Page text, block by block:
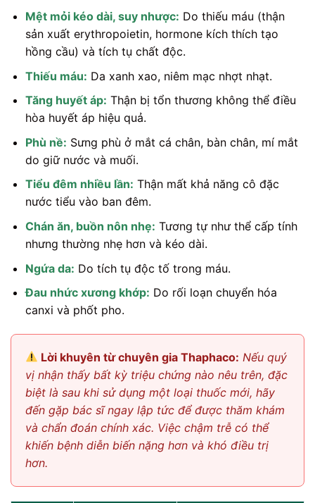
Mệt mỏi kéo dài, suy nhược: Do thiếu máu (thận
sản xuất erythropoietin, hormone kích thích tạo
hồng cầu) và tích tụ chất độc.
Thiếu máu: Da xanh xao, niêm mạc nhợt nhạt.
Tăng huyết áp: Thận bị tổn thương không thể điều
hòa huyết áp hiệu quả.
Phù nề: Sưng phù ở mắt cá chân, bàn chân, mí mắt
do giữ nước và muối.
Tiểu đêm nhiều lần: Thận mất khả năng cô đặc
nước tiểu vào ban đêm.
Chán ăn, buồn nôn nhẹ: Tương tự như thể cấp tính
nhưng thường nhẹ hơn và kéo dài.
Ngứa da: Do tích tụ độc tố trong máu.
Đau nhức xương khớp: Do rối loạn chuyển hóa
canxi và phốt pho.
Lời khuyên từ chuyên gia Thaphaco: Nếu quý
vị nhận thấy bất kỳ triệu chứng nào nêu trên, đặc
biệt là sau khi sử dụng một loại thuốc mới, hãy
đến gặp bác sĩ ngay lập tức để được thăm khám
và chẩn đoán chính xác. Việc chậm trễ có thể
khiến bệnh diễn biến nặng hơn và khó điều trị
hơn.